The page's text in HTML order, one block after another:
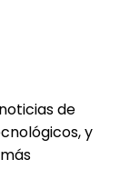
de
y